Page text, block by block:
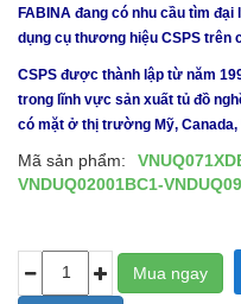
FABINA đang có nhu cầu tìm
dụng cụ thương hiệu CSPS trên
CSPS được thành lập từ năm
trong lĩnh vực sản xuất tủ đồ
có mặt ở thị trường Mỹ, Canada,
Mã sản phẩm:
VNDUQ02001BC1-